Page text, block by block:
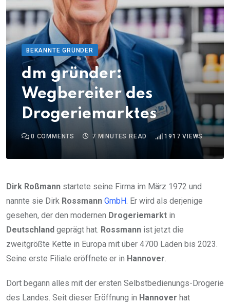
BEKANNTE GRÜNDER
dm gründer:
Wegbereiter des
Drogeriemarktes
0 COMMENTS 7 MINUTES READ 1917 VIEWS
Dirk Roßmann startete seine Firma im März 1972 und
nannte sie Dirk Rossmann GmbH. Er wird als derjenige
gesehen, der den modernen Drogeriemarkt in
Deutschland geprägt hat. Rossmann ist jetzt die
zweitgrößte Kette in Europa mit über 4700 Läden bis 2023.
Seine erste Filiale eröffnete er in Hannover.
Dort begann alles mit der ersten Selbstbedienungs-Drogerie
des Landes. Seit dieser Eröffnung in Hannover hat